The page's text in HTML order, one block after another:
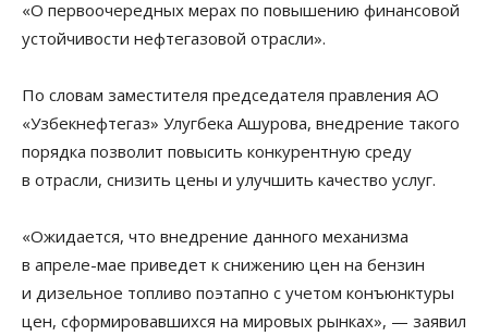
«О первоочередных мерах по повышению финансовой
устойчивости нефтегазовой отрасли».
По словам заместителя председателя правления АО
«Узбекнефтегаз» Улугбека Ашурова, внедрение такого
порядка позволит повысить конкурентную среду
в отрасли, снизить цены и улучшить качество услуг.
«Ожидается, что внедрение данного механизма
в апреле-мае приведет к снижению цен на бензин
и дизельное топливо поэтапно с учетом конъюнктуры
цен, сформировавшихся на мировых рынках», — заявил